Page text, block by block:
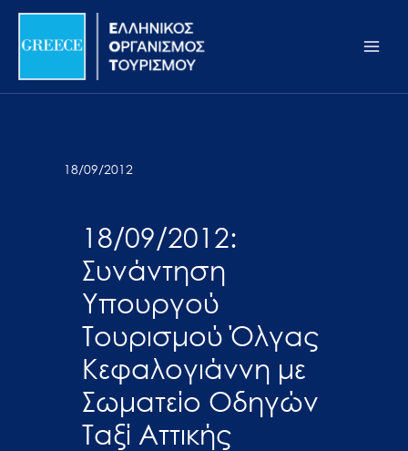
Σημείωση:
ιστότοπος
προσβασιμότητας.
Μετάβαση
περιεχόμενο
18/09/2012
18/09/2012:
Συνάντηση
Υπουργού
Τουρισμού Όλγας
Κεφαλογιάννη με
Σωματείο Οδηγών
Ταξί Αττικής